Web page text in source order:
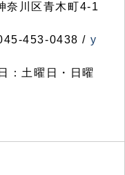
川区青木町4-1
453-0438 / y
：土曜日・日曜